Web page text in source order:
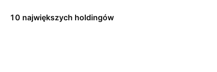
10 największych holdingów